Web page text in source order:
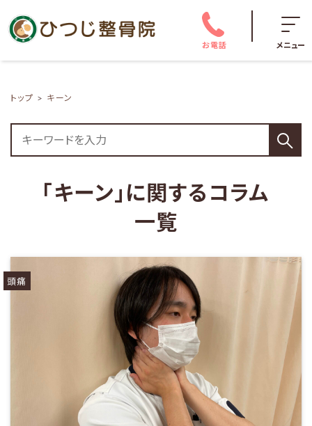
お電話 メニュー
トップ キーン
「キーン」に関するコラム
一覧
頭痛